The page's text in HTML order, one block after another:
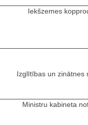
Iekšzemes
Izglītības un zinātnes
Ministru kabineta